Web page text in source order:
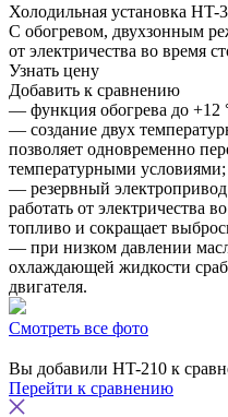
Холодильная установка HT-
С обогревом, двухзонным
от электричества во время
Узнать цену
Добавить к сравнению
— функция обогрева до +12
— создание двух
позволяет одновременно
температурными условиями;
— резервный
работать от электричества
топливо и сокращает
— при низком давлении
охлаждающей жидкости
двигателя.
Смотреть все фото
Вы добавили HT-210 к
Перейти к сравнению